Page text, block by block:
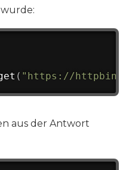
( "https://
aus der Antwort